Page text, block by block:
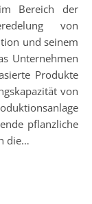
Bereich der
von
und seinem
Unternehmen
Produkte
von
pflanzliche
die…